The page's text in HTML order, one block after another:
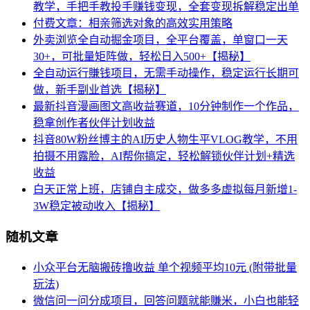
教学，手把手教投手赚钱变现，全套变现拆解稳定出单
付费文章：相亲筛选对象的高效实用策略
外卖浏览全自动掘金项目，全平台覆盖，单窗口一天
30+，可批量矩阵做，轻松日入500+【揭秘】
全自动运行賺钱项目，无需手动操作，稳定运行长期可
做，新手副业首选【揭秘】
最新抖音漫画图文高收益赛道，10分钟制作一个作品，
稳拿创作者伙伴计划收益
抖音80W粉丝博主的AI历史人物生平VLOG教学，不用
拍摄不用露脸，AI帮你搞定，轻松解锁伙伴计划+精选
收益
白天正常上班，店铺自主成交，做多多虚拟每月新增1-
3W稳定被动收入【揭秘】
随机文章
小众平台无脑搬砖撸收益 单个视频平均10元 (附带批量
玩法)
微信问一问分成项目，回答问题就能賺米，小白也能轻